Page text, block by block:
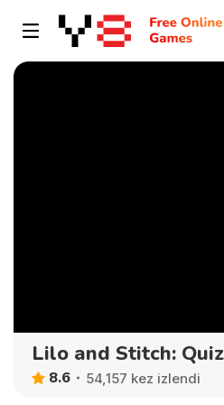
Lilo and Stitch:
8.6 54,157 kez izlendi